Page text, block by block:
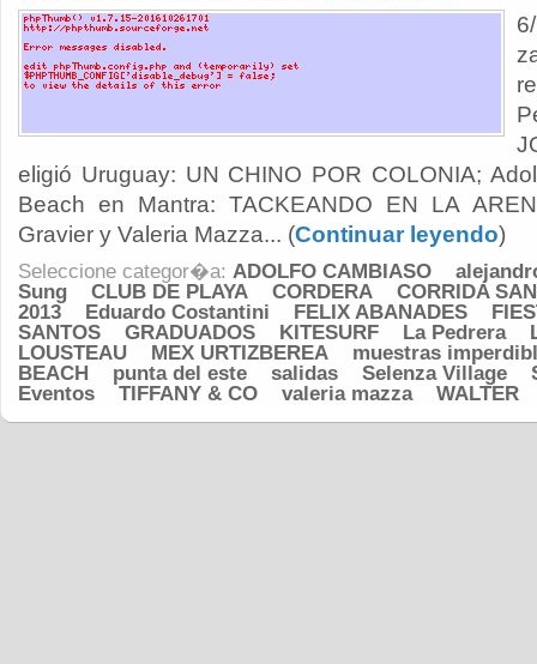
eligió Uruguay: UN CHINO POR COLONIA;
Beach en Mantra: TACKEANDO EN LA
Gravier y Valeria Mazza... (Continuar leyendo)
Seleccione categor�a: ADOLFO CAMBIASO
Sung
CLUB DE PLAYA CORDERA
CORRIDA
2013
Eduardo Costantini FELIX ABANADES
SANTOS
GRADUADOS KITESURF La Pedrera
LOUSTEAU
MEX URTIZBEREA
muestras
BEACH
punta del este salidas Selenza Village
Eventos
TIFFANY & CO valeria mazza WALTER